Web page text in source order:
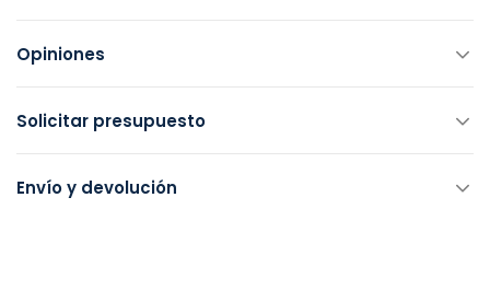
Opiniones
Solicitar presupuesto
Envío y devolución